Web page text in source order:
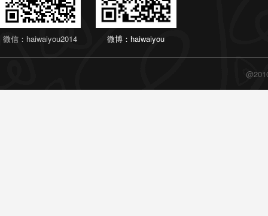
微信：haiwaiyou2014 微博：haiwaiyou